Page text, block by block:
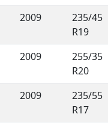
2009
235/45
R19
2009
255/35
R20
2009
235/55
R17